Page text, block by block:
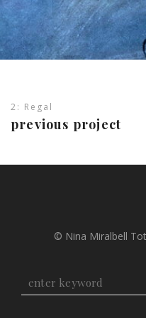
2: Regal
previous project
© Nina Miralbell